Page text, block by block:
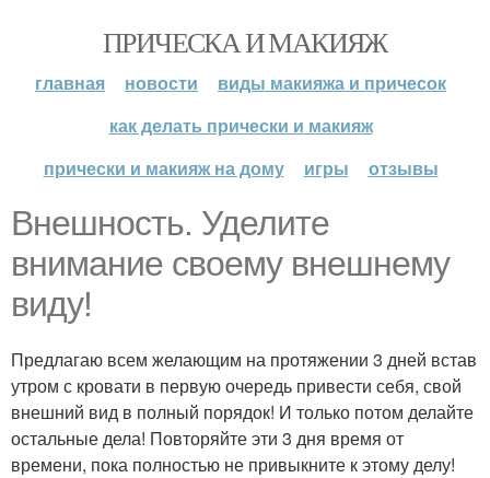
ПРИЧЕСКА И МАКИЯЖ
главная новости
виды макияжа и причесок
как делать прически и макияж
прически и макияж на дому
игры отзывы
Внешность. Уделите
внимание своему внешнему
виду!
Предлагаю всем желающим на протяжении 3 дней встав
утром с кровати в первую очередь привести себя, свой
внешний вид в полный порядок! И только потом делайте
остальные дела! Повторяйте эти 3 дня время от
времени, пока полностью не привыкните к этому делу!